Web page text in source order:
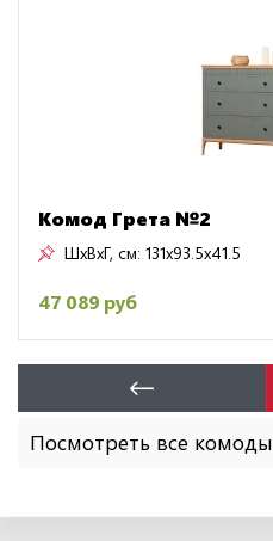
Комод Грета №2
ШxВxГ, см: 131x93.5x41.5
47 089 руб
Посмотреть все комоды